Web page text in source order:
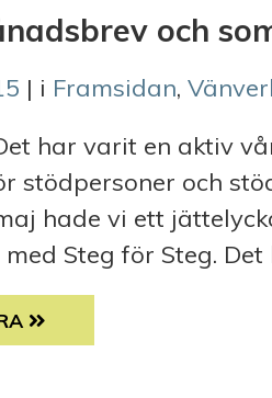
och
| i Framsidan,
har varit en aktiv
stödpersoner och
hade vi ett
Steg för Steg.
OCH